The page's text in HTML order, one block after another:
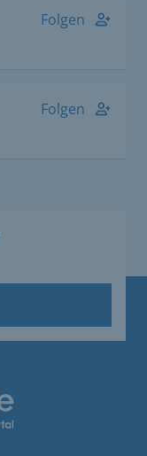
Folgen
Folgen